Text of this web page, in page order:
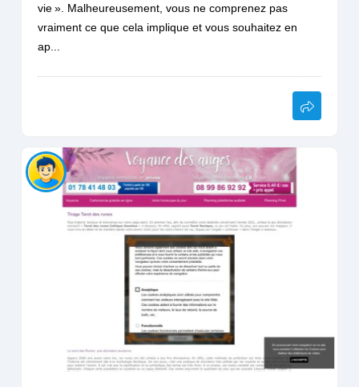
vie ». Malheureusement, vous ne comprenez pas
vraiment ce que cela implique et vous souhaitez en
ap...